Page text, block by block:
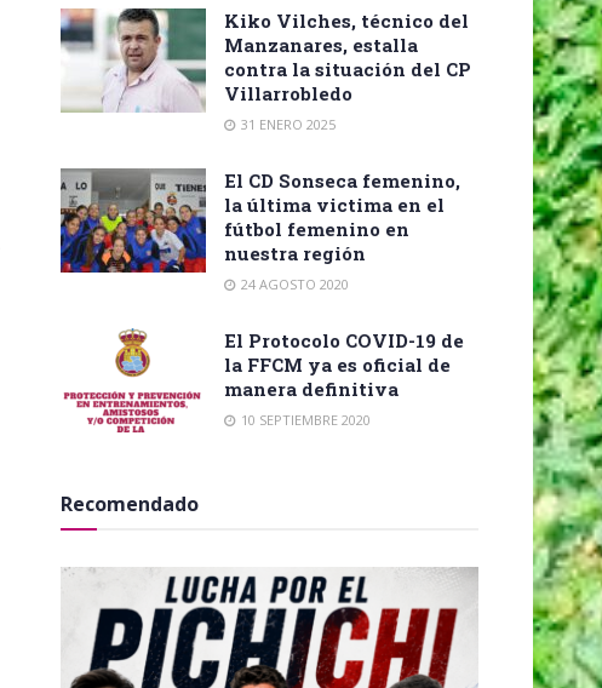
Kiko Vilches, técnico del
Manzanares, estalla
contra la situación del CP
Villarrobledo
31 ENERO 2025
El CD Sonseca femenino,
la última victima en el
fútbol femenino en
nuestra región
24 AGOSTO 2020
El Protocolo COVID-19 de
la FFCM ya es oficial de
manera definitiva
10 SEPTIEMBRE 2020
Recomendado